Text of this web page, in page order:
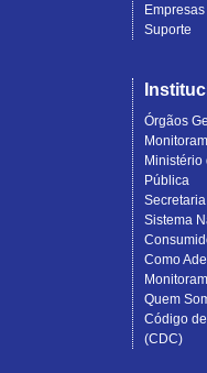
Empresas
Suporte
Órgãos
Ministério
Pública
Sistema
Como
Quem
Código
(CDC)